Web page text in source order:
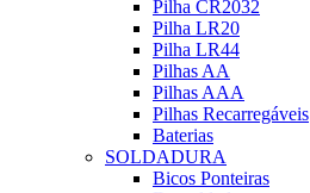
Pilha CR2032
Pilha LR20
Pilha LR44
Pilhas AA
Pilhas AAA
Pilhas Recarregáveis
Baterias
SOLDADURA
Bicos Ponteiras